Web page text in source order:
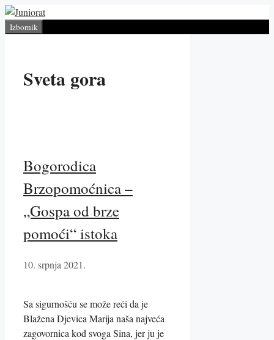
Preskoči
na
Izbornik
Sveta gora
Bogorodica
Brzopomoćnica –
„Gospa od brze
pomoći“ istoka
10. srpnja 2021.
Sa sigurnošću se može reći da je
Blažena Djevica Marija naša najveća
zagovornica kod svoga Sina, jer ju je